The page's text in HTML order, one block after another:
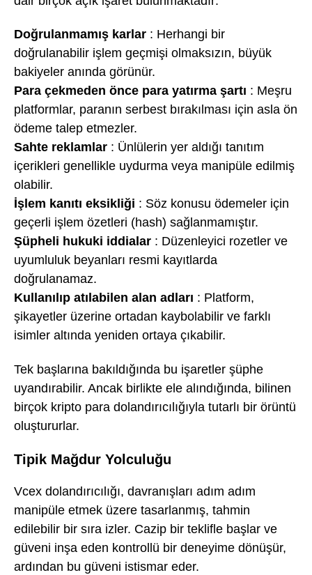
Doğrulanmamış karlar : Herhangi bir
doğrulanabilir işlem geçmişi olmaksızın, büyük
bakiyeler anında görünür.
Para çekmeden önce para yatırma şartı : Meşru
platformlar, paranın serbest bırakılması için asla ön
ödeme talep etmezler.
Sahte reklamlar : Ünlülerin yer aldığı tanıtım
içerikleri genellikle uydurma veya manipüle edilmiş
olabilir.
İşlem kanıtı eksikliği : Söz konusu ödemeler için
geçerli işlem özetleri (hash) sağlanmamıştır.
Şüpheli hukuki iddialar : Düzenleyici rozetler ve
uyumluluk beyanları resmi kayıtlarda
doğrulanamaz.
Kullanılıp atılabilen alan adları : Platform,
şikayetler üzerine ortadan kaybolabilir ve farklı
isimler altında yeniden ortaya çıkabilir.
Tek başlarına bakıldığında bu işaretler şüphe
uyandırabilir. Ancak birlikte ele alındığında, bilinen
birçok kripto para dolandırıcılığıyla tutarlı bir örüntü
oluştururlar.
Tipik Mağdur Yolculuğu
Vcex dolandırıcılığı, davranışları adım adım
manipüle etmek üzere tasarlanmış, tahmin
edilebilir bir sıra izler. Cazip bir teklifle başlar ve
güveni inşa eden kontrollü bir deneyime dönüşür,
ardından bu güveni istismar eder.